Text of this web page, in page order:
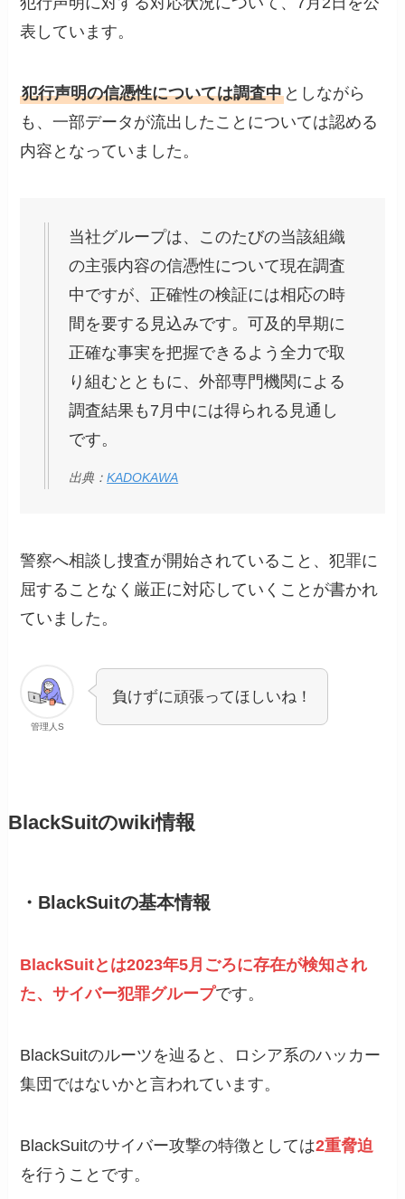
表しています。
犯行声明の信憑性については調査中 としながら
も、一部データが流出したことについては認める
内容となっていました。
当社グループは、このたびの当該組織
の主張内容の信憑性について現在調査
中ですが、正確性の検証には相応の時
間を要する見込みです。可及的早期に
正確な事実を把握できるよう全力で取
り組むとともに、外部専門機関による
調査結果も7月中には得られる見通し
です。
出典：KADOKAWA
警察へ相談し捜査が開始されていること、犯罪に
屈することなく厳正に対応していくことが書かれ
ていました。
管理人S
負けずに頑張ってほしいね！
BlackSuitのwiki情報
・BlackSuitの基本情報
BlackSuitとは2023年5月ごろに存在が検知され
た、サイバー犯罪グループです。
BlackSuitのルーツを辿ると、ロシア系のハッカー
集団ではないかと言われています。
BlackSuitのサイバー攻撃の特徴としては2重脅迫
を行うことです。